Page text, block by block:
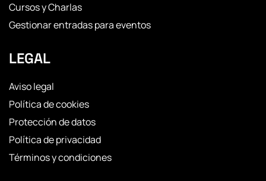
Cursos y Charlas
Gestionar entradas para eventos
LEGAL
Aviso legal
Política de cookies
Protección de datos
Política de privacidad
Términos y condiciones